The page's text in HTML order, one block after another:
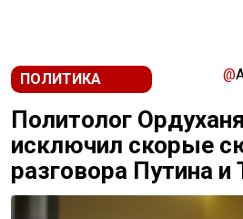
ПОЛИТИКА @
Политолог
исключил скорые
разговора Путина и